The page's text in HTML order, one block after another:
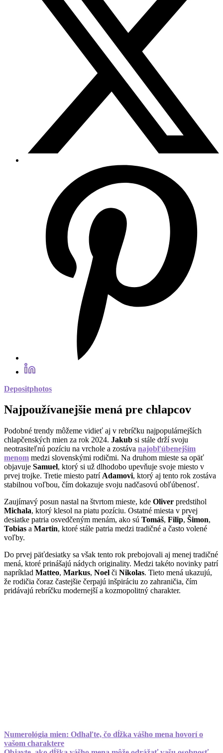
Depositphotos
Najpoužívanejšie mená pre chlapcov
Podobné trendy môžeme vidieť aj v rebríčku najpopulárnejších
chlapčenských mien za rok 2024. Jakub si stále drží svoju
neotrasiteľnú pozíciu na vrchole a zostáva najobľúbenejším
menom medzi slovenskými rodičmi. Na druhom mieste sa opäť
objavuje Samuel, ktorý si už dlhodobo upevňuje svoje miesto v
prvej trojke. Tretie miesto patrí Adamovi, ktorý aj tento rok zostáva
stabilnou voľbou, čím dokazuje svoju nadčasovú obľúbenosť.
Zaujímavý posun nastal na štvrtom mieste, kde Oliver predstihol
Michala, ktorý klesol na piatu pozíciu. Ostatné miesta v prvej
desiatke patria osvedčeným menám, ako sú Tomáš, Filip, Šimon,
Tobias a Martin, ktoré stále patria medzi tradičné a často volené
voľby.
Do prvej päťdesiatky sa však tento rok prebojovali aj menej tradičné
mená, ktoré prinášajú nádych originality. Medzi takéto novinky patrí
napríklad Matteo, Markus, Noel či Nikolas. Tieto mená ukazujú,
že rodičia čoraz častejšie čerpajú inšpiráciu zo zahraničia, čím
pridávajú rebríčku modernejší a kozmopolitný charakter.
Numerológia mien: Odhaľte, čo dĺžka vášho mena hovorí o
vašom charaktere